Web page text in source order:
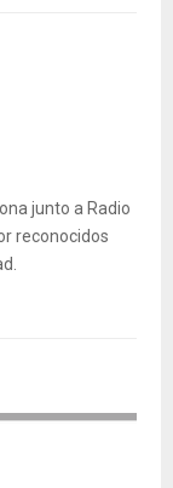
junto a Radio
reconocidos